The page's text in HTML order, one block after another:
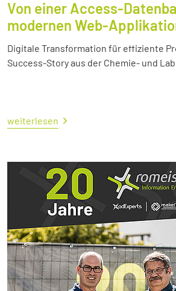
Von einer Access-
modernen Web-
Digitale Transformation für effiziente
Success-Story aus der Chemie- und
weiterlesen